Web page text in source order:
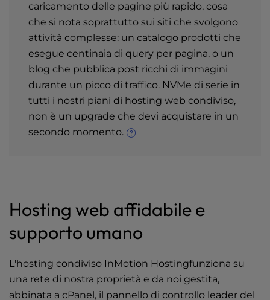
caricamento delle pagine più rapido, cosa
che si nota soprattutto sui siti che svolgono
attività complesse: un catalogo prodotti che
esegue centinaia di query per pagina, o un
blog che pubblica post ricchi di immagini
durante un picco di traffico. NVMe di serie in
tutti i nostri piani di hosting web condiviso,
non è un upgrade che devi acquistare in un
secondo momento.
Hosting web affidabile e
supporto umano
L'hosting condiviso InMotion Hostingfunziona su
una rete di nostra proprietà e da noi gestita,
abbinata a cPanel, il pannello di controllo leader del